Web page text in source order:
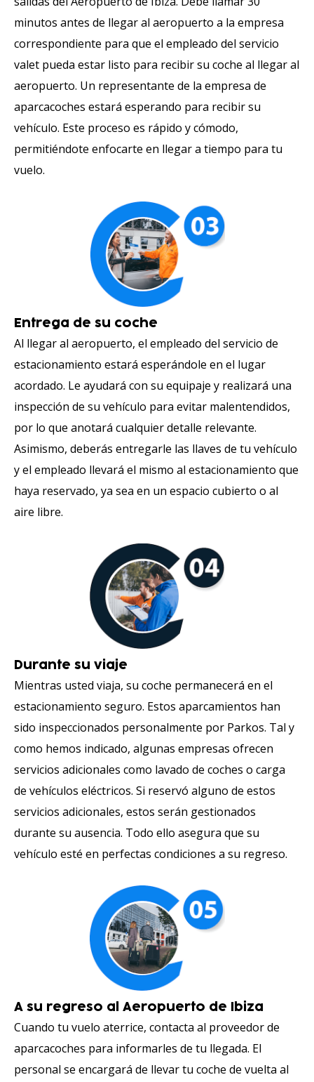
minutos antes de llegar al aeropuerto a la empresa
correspondiente para que el empleado del servicio
valet pueda estar listo para recibir su coche al llegar al
aeropuerto. Un representante de la empresa de
aparcacoches estará esperando para recibir su
vehículo. Este proceso es rápido y cómodo,
permitiéndote enfocarte en llegar a tiempo para tu
vuelo.
Entrega de su coche
Al llegar al aeropuerto, el empleado del servicio de
estacionamiento estará esperándole en el lugar
acordado. Le ayudará con su equipaje y realizará una
inspección de su vehículo para evitar malentendidos,
por lo que anotará cualquier detalle relevante.
Asimismo, deberás entregarle las llaves de tu vehículo
y el empleado llevará el mismo al estacionamiento que
haya reservado, ya sea en un espacio cubierto o al
aire libre.
Durante su viaje
Mientras usted viaja, su coche permanecerá en el
estacionamiento seguro. Estos aparcamientos han
sido inspeccionados personalmente por Parkos. Tal y
como hemos indicado, algunas empresas ofrecen
servicios adicionales como lavado de coches o carga
de vehículos eléctricos. Si reservó alguno de estos
servicios adicionales, estos serán gestionados
durante su ausencia. Todo ello asegura que su
vehículo esté en perfectas condiciones a su regreso.
A su regreso al Aeropuerto de Ibiza
Cuando tu vuelo aterrice, contacta al proveedor de
aparcacoches para informarles de tu llegada. El
personal se encargará de llevar tu coche de vuelta al